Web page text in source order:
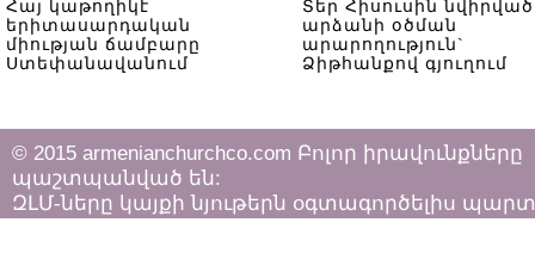
Հայ կաթողիկէ
երիտասարդական
միության ճամբարը
Ստեփանավանում
Տեր Հիսուսին նվիրված
արձանի օծման
արարողություն`
Ձիթհանքով գյուղում
© 2015 armenianchurchco.com Բոլոր իրավունքները
պաշտպանված են:
ԶԼՄ-ները կայքի նյութերն օգտագործելիս